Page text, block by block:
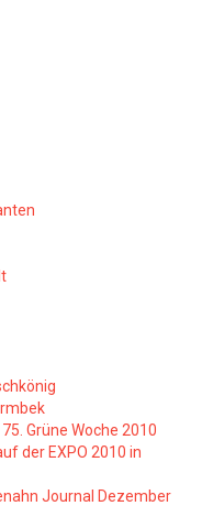
Grüne Woche 2010
der EXPO 2010 in
Journal Dezember